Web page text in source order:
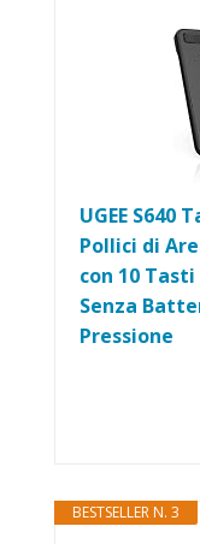
UGEE S640
Pollici di
con 10
Senza
Pressione
BESTSELLER N. 3